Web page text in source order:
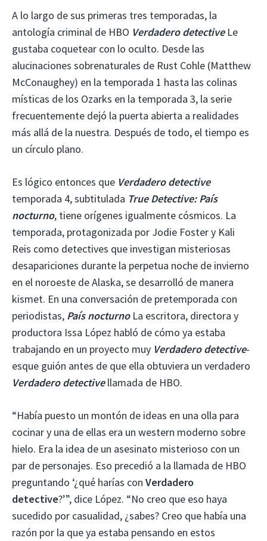
A lo largo de sus primeras tres temporadas, la
antología criminal de HBO Verdadero detectiveLe
gustaba coquetear con lo oculto. Desde las
alucinaciones sobrenaturales de Rust Cohle (Matthew
McConaughey) en la temporada 1 hasta las colinas
místicas de los Ozarks en la temporada 3, la serie
frecuentemente dejó la puerta abierta a realidades
más allá de la nuestra. Después de todo, el tiempo es
un círculo plano.
Es lógico entonces que Verdadero detective
temporada 4, subtitulada True Detective: País
nocturno, tiene orígenes igualmente cósmicos. La
temporada, protagonizada por Jodie Foster y Kali
Reis como detectives que investigan misteriosas
desapariciones durante la perpetua noche de invierno
en el noroeste de Alaska, se desarrolló de manera
kismet. En una conversación de pretemporada con
periodistas, País nocturnoLa escritora, directora y
productora Issa López habló de cómo ya estaba
trabajando en un proyecto muy Verdadero detective-
esque guión antes de que ella obtuviera un verdadero
Verdadero detectivellamada de HBO.
“Había puesto un montón de ideas en una olla para
cocinar y una de ellas era un western moderno sobre
hielo. Era la idea de un asesinato misterioso con un
par de personajes. Eso precedió a la llamada de HBO
preguntando ‘¿qué harías con Verdadero
detective?’”, dice López. “No creo que eso haya
sucedido por casualidad, ¿sabes? Creo que había una
razón por la que ya estaba pensando en estos